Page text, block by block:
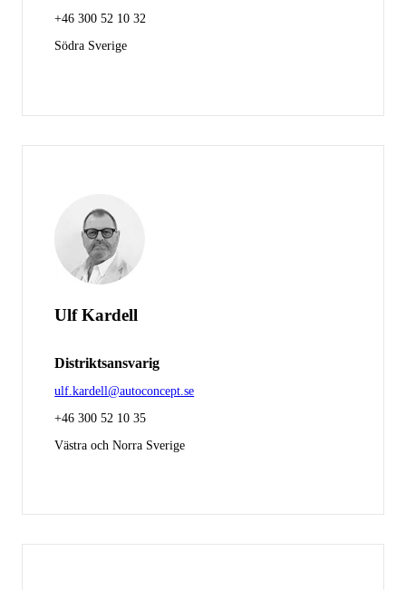
+46 300 52 10 32
Södra Sverige
Ulf Kardell
Distriktsansvarig
ulf.kardell@autoconcept.se
+46 300 52 10 35
Västra och Norra Sverige